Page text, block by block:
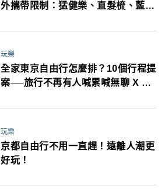
外攜帶限制：猛健樂、直髮梳、藍牙
萬！注意事項一次看！
玩樂
全家東京自由行怎麼排？10個行程提
案──旅行不再有人喊累喊無聊 X 爸
玩樂
京都自由行不用一直趕！遠離人潮更
好玩！